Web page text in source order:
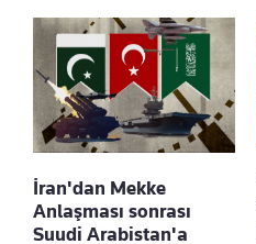
İran'dan Mekke
Anlaşması sonrası
Suudi Arabistan'a